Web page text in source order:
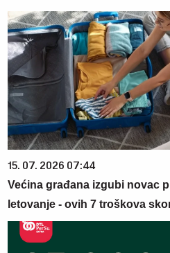
15. 07. 2026 07:44
Većina građana izgubi novac
letovanje - ovih 7 troškova